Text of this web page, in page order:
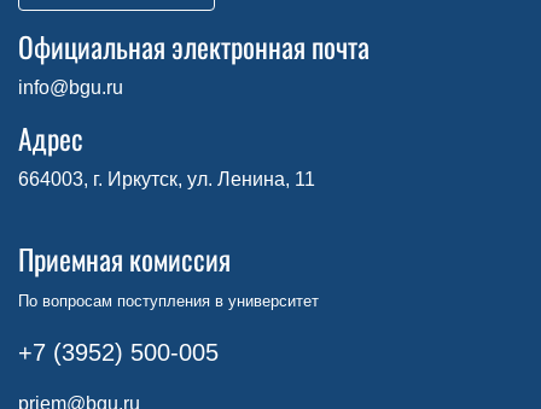
Официальная электронная почта
info@bgu.ru
Адрес
664003, г. Иркутск, ул. Ленина, 11
Приемная комиссия
По вопросам поступления в университет
+7 (3952) 500-005
priem@bgu.ru